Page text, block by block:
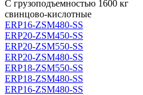
С грузоподъемностью 1600 кг
свинцово-кислотные
ERP16-ZSM480-SS
ERP20-ZSM450-SS
ERP20-ZSM550-SS
ERP20-ZSM480-SS
ERP18-ZSM550-SS
ERP18-ZSM480-SS
ERP16-ZSM480-SS